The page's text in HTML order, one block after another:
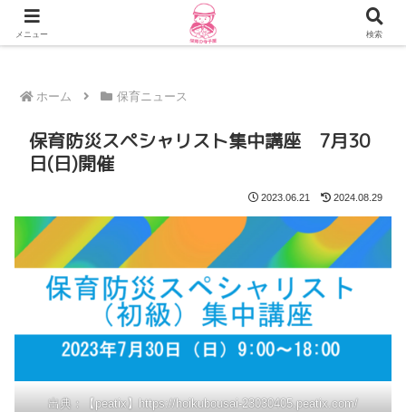
随時更新！保育防災ブログはこちら
ホーム 保育ニュース
保育防災スペシャリスト集中講座 7月30
日(日)開催
2023.06.21 2024.08.29
出典：【peatix】https://hoikubousai-23030405.peatix.com/
メニュー 検索